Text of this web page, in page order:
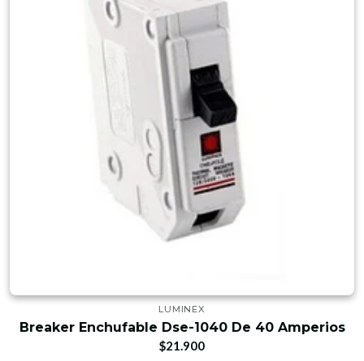
LUMINEX
Breaker Enchufable Dse-1040 De 40 Amperios
$21.900